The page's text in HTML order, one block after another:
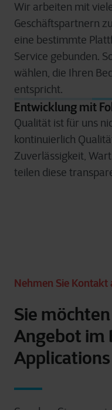
Wir arbeiten mit
Geschäftspartnern
eine bestimmte
Service gebunden.
wählen, die Ihren
entspricht.
Entwicklung mit
Qualität ist für uns
kontinuierlich
Zuverlässigkeit,
teilen diese
Nehmen Sie Kontakt
Sie
Angebot im